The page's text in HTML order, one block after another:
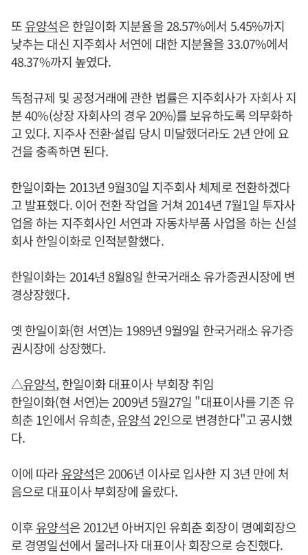
또유양석은 한일이화 지분율을 28.57%에서 5.45%까지
낮추는 대신 지주회사 서연에 대한 지분율을 33.07%에서
48.37%까지 높였다.
독점규제 및 공정거래에 관한 법률은 지주회사가 자회사 지
분 40%(상장 자회사의 경우 20%)를 보유하도록 의무화하
고 있다. 지주사 전환·설립 당시 미달했더라도 2년 안에 요
건을 충족하면 된다.
한일이화는 2013년 9월30일 지주회사 체제로 전환하겠다
고 발표했다. 이어 전환 작업을 거쳐 2014년 7월1일 투자사
업을 하는 지주회사인 서연과 자동차부품 사업을 하는 신설
회사 한일이화로 인적분할했다.
한일이화는 2014년 8월8일 한국거래소 유가증권시장에 변
경상장했다.
옛 한일이화(현 서연)는 1989년 9월9일 한국거래소 유가증
권시장에 상장했다.
△유양석, 한일이화 대표이사 부회장 취임
한일이화(현 서연)는 2009년 5월27일 "대표이사를 기존 유
희춘 1인에서 유희춘,유양석 2인으로 변경한다"고 공시했
다.
이에 따라 유양석은 2006년 이사로 입사한 지 3년 만에 처
음으로 대표이사 부회장에 올랐다.
이후유양석은 2012년 아버지인 유희춘 회장이 명예회장으
로 경영일선에서 물러나자 대표이사 회장으로 승진했다.